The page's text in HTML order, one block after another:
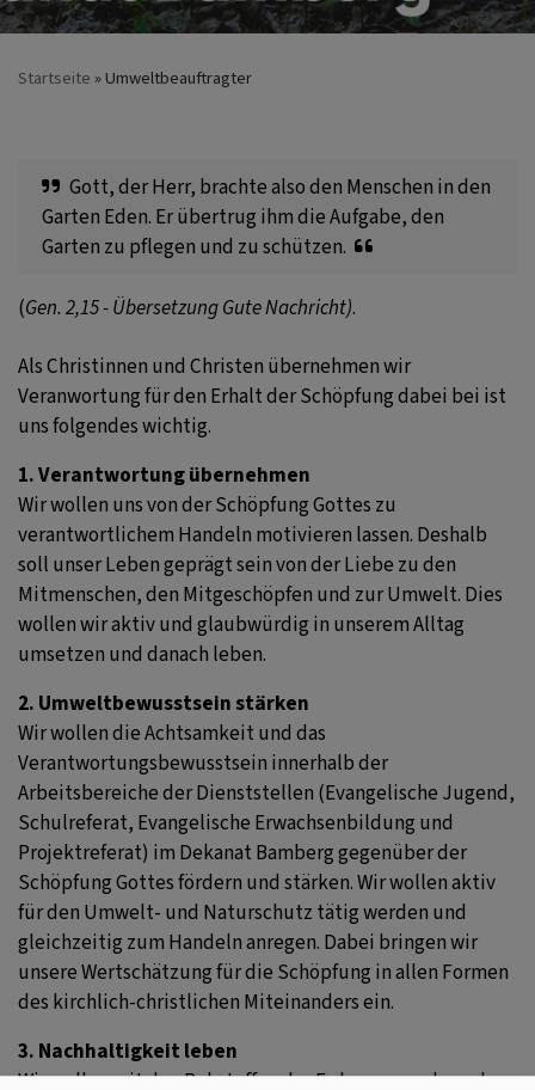
Startseite Umweltbeauftragter
Gott, der Herr, brachte also den Menschen in den
Garten Eden. Er übertrug ihm die Aufgabe, den
Garten zu pflegen und zu schützen.
(Gen. 2,15 - Übersetzung Gute Nachricht).
Als Christinnen und Christen übernehmen wir
Veranwortung für den Erhalt der Schöpfung dabei bei ist
uns folgendes wichtig.
1. Verantwortung übernehmen
Wir wollen uns von der Schöpfung Gottes zu
verantwortlichem Handeln motivieren lassen. Deshalb
soll unser Leben geprägt sein von der Liebe zu den
Mitmenschen, den Mitgeschöpfen und zur Umwelt. Dies
wollen wir aktiv und glaubwürdig in unserem Alltag
umsetzen und danach leben.
2. Umweltbewusstsein stärken
Wir wollen die Achtsamkeit und das
Verantwortungsbewusstsein innerhalb der
Arbeitsbereiche der Dienststellen (Evangelische Jugend,
Schulreferat, Evangelische Erwachsenbildung und
Projektreferat) im Dekanat Bamberg gegenüber der
Schöpfung Gottes fördern und stärken. Wir wollen aktiv
für den Umwelt- und Naturschutz tätig werden und
gleichzeitig zum Handeln anregen. Dabei bringen wir
unsere Wertschätzung für die Schöpfung in allen Formen
des kirchlich-christlichen Miteinanders ein.
3. Nachhaltigkeit leben
Wir wollen mit den Rohstoffen der Erde so umgehen, dass